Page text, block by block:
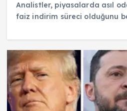
Analistler, piyasalarda asıl
faiz indirim süreci olduğunu